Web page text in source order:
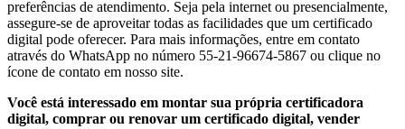
preferências de atendimento. Seja pela internet ou presencialmente,
assegure-se de aproveitar todas as facilidades que um certificado
digital pode oferecer. Para mais informações, entre em contato
através do WhatsApp no número 55-21-96674-5867 ou clique no
ícone de contato em nosso site.
Você está interessado em montar sua própria certificadora
digital, comprar ou renovar um certificado digital, vender